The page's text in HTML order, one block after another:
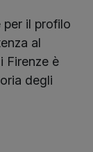
per il profilo
al
Firenze è
degli